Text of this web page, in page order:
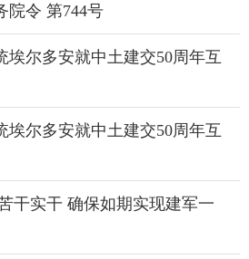
院令 第744号
埃尔多安就中土建交50周年互
埃尔多安就中土建交50周年互
干实干 确保如期实现建军一